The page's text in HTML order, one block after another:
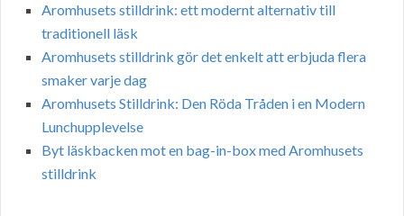
Aromhusets stilldrink: ett modernt alternativ till
traditionell läsk
Aromhusets stilldrink gör det enkelt att erbjuda flera
smaker varje dag
Aromhusets Stilldrink: Den Röda Tråden i en Modern
Lunchupplevelse
Byt läskbacken mot en bag-in-box med Aromhusets
stilldrink